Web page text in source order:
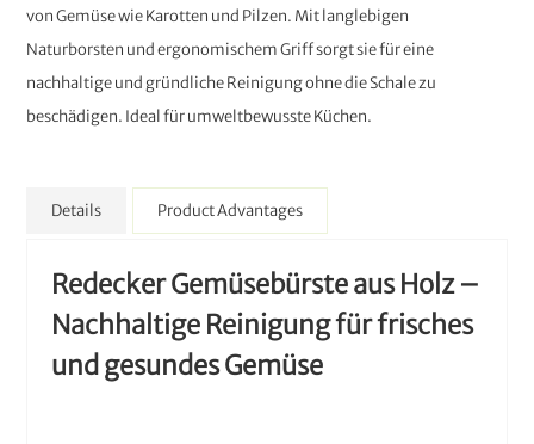
von Gemüse wie Karotten und Pilzen. Mit langlebigen
Naturborsten und ergonomischem Griff sorgt sie für eine
nachhaltige und gründliche Reinigung ohne die Schale zu
beschädigen. Ideal für umweltbewusste Küchen.
Details
Redecker Gemüsebürste aus Holz –
Nachhaltige Reinigung für frisches
und gesundes Gemüse
Product Advantages